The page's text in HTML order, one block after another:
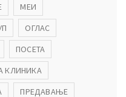
МЕИ
ОГЛАС
ПОСЕТА
КЛИНИКА
ПРЕДАВАЊЕ